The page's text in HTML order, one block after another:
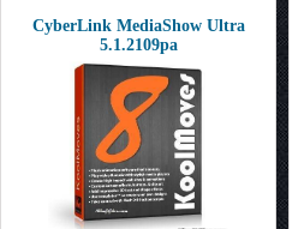
CyberLink MediaShow Ultra
5.1.2109pa